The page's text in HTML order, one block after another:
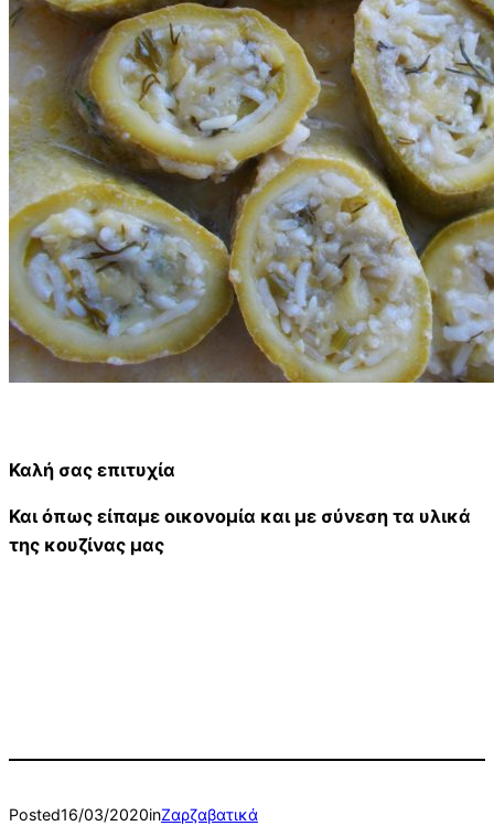
Καλή σας επιτυχία
Και όπως είπαμε οικονομία και με σύνεση τα υλικά
της κουζίνας μας
Posted16/03/2020inΖαρζαβατικά